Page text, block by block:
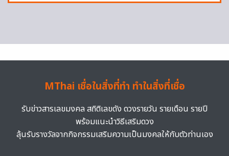
MThai เชื่อในสิ่งที่ทำ ทำในสิ่งที่เชื่อ
รับข่าวสารเลขมงคล สถิติเลขดัง ดวงรายวัน รายเดือน รายปี
พร้อมแนะนำวิธีเสริมดวง
ลุ้นรับรางวัลจากกิจกรรมเสริมความเป็นมงคลให้กับตัวท่านเอง